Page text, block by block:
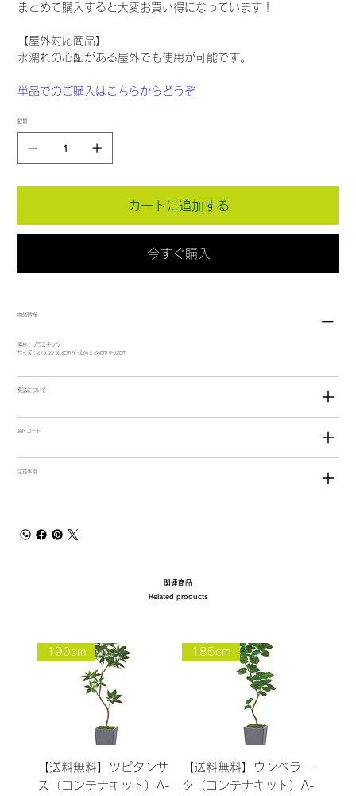
まとめて購入すると大変お買い得になっています！
【屋外対応商品】
水濡れの心配がある屋外でも使用が可能です。
単品でのご購入はこちらからどうぞ
数量
カートに追加する
今すぐ購入
商品情報
素材：プラスチック
サイズ：27 x 27 x 3cm ﾍﾞｰｽ24 x 24cm ﾘｰﾌ2cm
発送について
JANコード
注意事項
関連商品
Related products
190cm
【送料無料】ツピタンサ
ス（コンテナキット）A-
185cm
【送料無料】ウンベラー
タ（コンテナキット）A-